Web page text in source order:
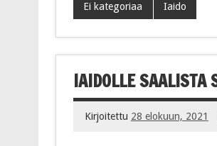
Ei kategoriaa Iaido
IAIDOLLE SAALISTA
Kirjoitettu 28 elokuun, 2021